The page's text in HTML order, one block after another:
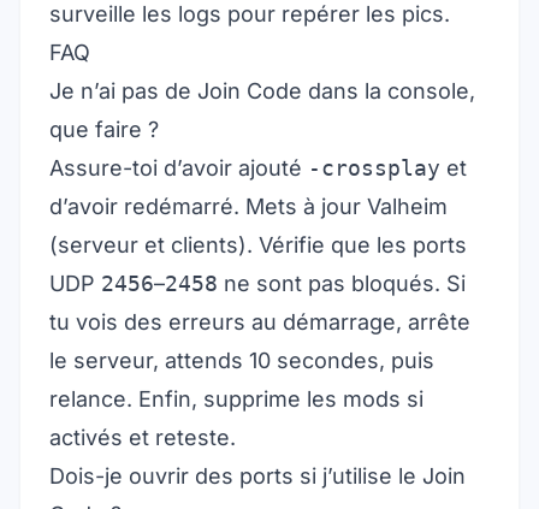
surveille les logs pour repérer les pics.
FAQ
Je n’ai pas de Join Code dans la console,
que faire ?
Assure-toi d’avoir ajouté -crossplay et
d’avoir redémarré. Mets à jour Valheim
(serveur et clients). Vérifie que les ports
UDP 2456–2458 ne sont pas bloqués. Si
tu vois des erreurs au démarrage, arrête
le serveur, attends 10 secondes, puis
relance. Enfin, supprime les mods si
activés et reteste.
Dois-je ouvrir des ports si j’utilise le Join